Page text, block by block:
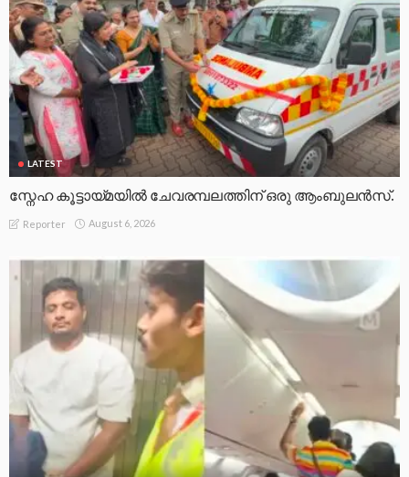
LATEST
സ്നേഹ കൂട്ടായ്മയിൽ ചേവരമ്പലത്തിന് ഒരു ആംബുലൻസ്.
Reporter August 6, 2026